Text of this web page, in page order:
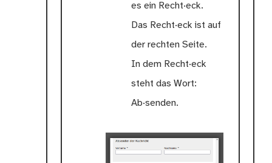
es ein Recht·eck.
Das Recht·eck ist auf
der rechten Seite.
In dem Recht·eck
steht das Wort:
Ab·senden.